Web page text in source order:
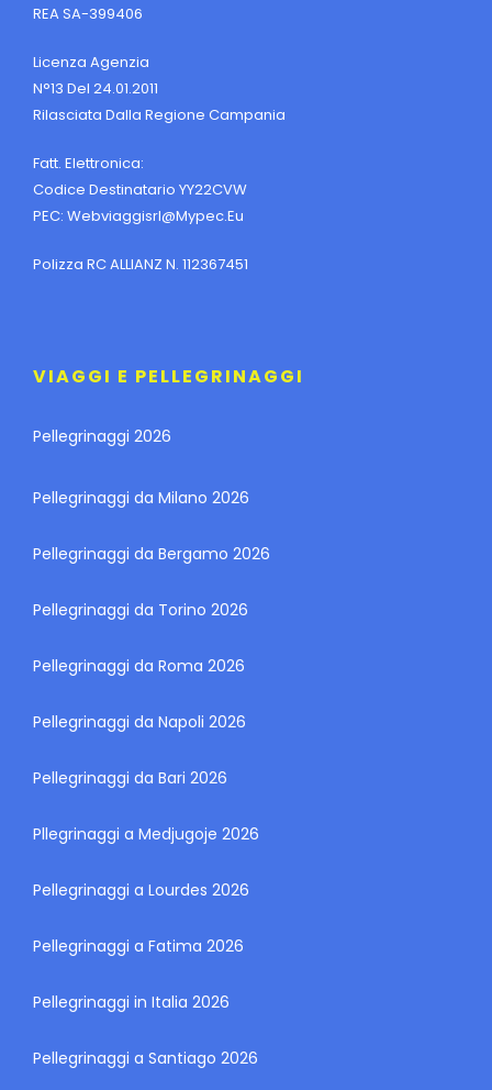
REA SA-399406
Licenza Agenzia
N°13 Del 24.01.2011
Rilasciata Dalla Regione Campania
Fatt. Elettronica:
Codice Destinatario YY22CVW
PEC: Webviaggisrl@mypec.eu
Polizza RC ALLIANZ N. 112367451
VIAGGI E PELLEGRINAGGI
Pellegrinaggi 2026
Pellegrinaggi da Milano 2026
Pellegrinaggi da Bergamo 2026
Pellegrinaggi da Torino 2026
Pellegrinaggi da Roma 2026
Pellegrinaggi da Napoli 2026
Pellegrinaggi da Bari 2026
Pllegrinaggi a Medjugoje 2026
Pellegrinaggi a Lourdes 2026
Pellegrinaggi a Fatima 2026
Pellegrinaggi in Italia 2026
Pellegrinaggi a Santiago 2026